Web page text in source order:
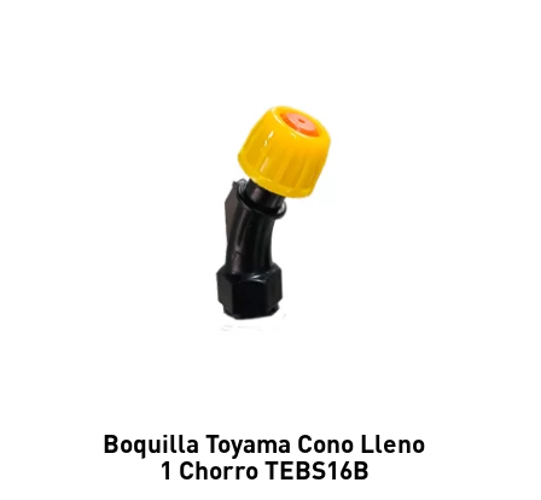
Boquilla Toyama Cono Lleno
1 Chorro TEBS16B